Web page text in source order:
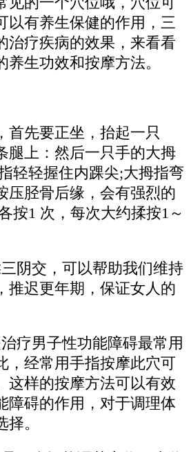
以有养生保健的作用，三
治疗疾病的效果，来看看
养生功效和按摩方法。
先要正坐，抬起一只
腿上：然后一只手的大拇
轻轻握住内踝尖;大拇指弯
压胫骨后缘，会有强烈的
按1 次，每次大约揉按1～
交，可以帮助我们维持
推迟更年期，保证女人的
男子性功能障碍最常用
，经常用手指按摩此穴可
这样的按摩方法可以有效
障碍的作用，对于调理体
。